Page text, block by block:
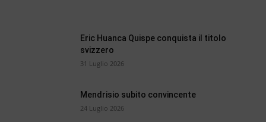
Eric Huanca Quispe conquista il titolo
svizzero
31 Luglio 2026
Mendrisio subito convincente
24 Luglio 2026